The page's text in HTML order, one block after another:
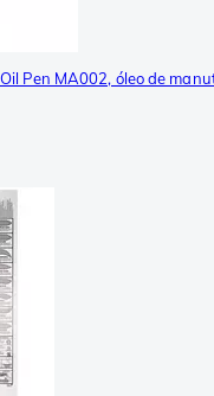
Pen MA002, óleo de